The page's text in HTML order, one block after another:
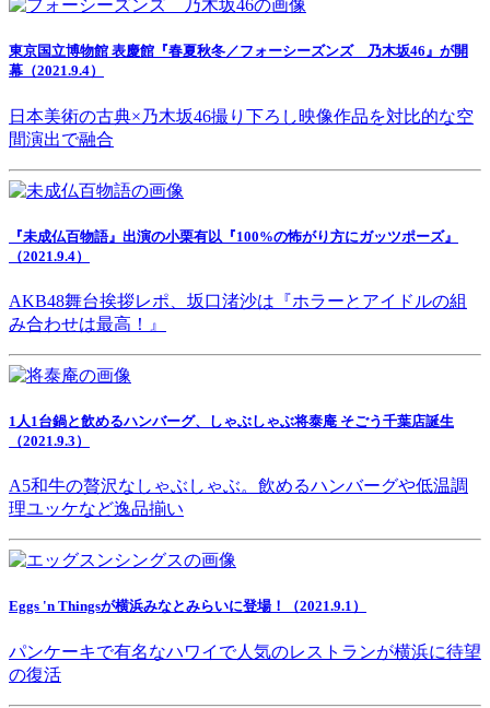
東京国立博物館 表慶館『春夏秋冬／フォーシーズンズ 乃木坂46』が開
幕（2021.9.4）
日本美術の古典×乃木坂46撮り下ろし映像作品を対比的な空
間演出で融合
『未成仏百物語』出演の小栗有以『100%の怖がり方にガッツポーズ』
（2021.9.4）
AKB48舞台挨拶レポ、坂口渚沙は『ホラーとアイドルの組
み合わせは最高！』
1人1台鍋と飲めるハンバーグ、しゃぶしゃぶ将泰庵 そごう千葉店誕生
（2021.9.3）
A5和牛の贅沢なしゃぶしゃぶ。飲めるハンバーグや低温調
理ユッケなど逸品揃い
Eggs 'n Thingsが横浜みなとみらいに登場！（2021.9.1）
パンケーキで有名なハワイで人気のレストランが横浜に待望
の復活